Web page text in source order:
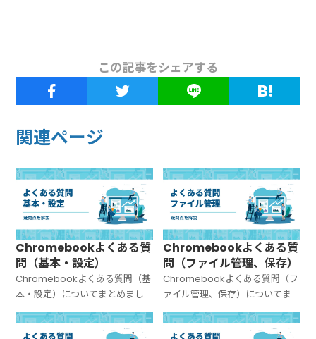
この記事をシェアする
関連ページ
Chromebookよくある質
問（基本・設定）
Chromebookよくある質問（基
本・設定）についてまとめまし
た。
Chromebookよくある質
問（ファイル管理、保存）
Chromebookよくある質問（フ
ァイル管理、保存）についてま
とめました。